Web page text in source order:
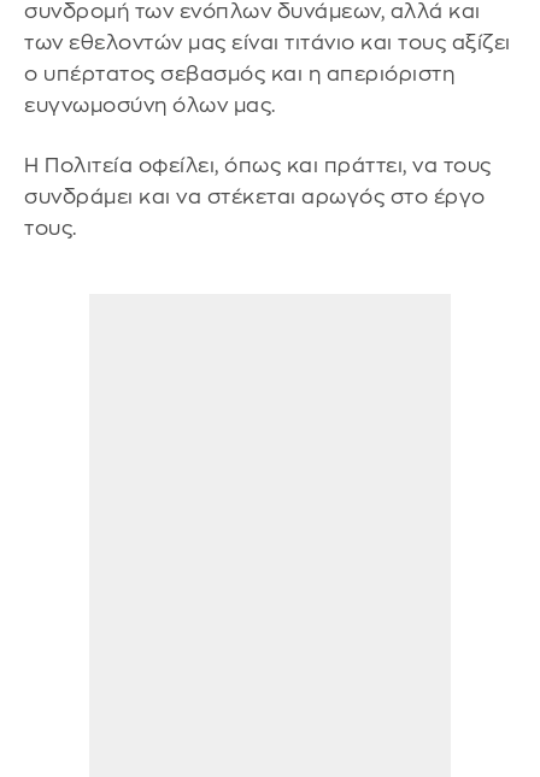
συνδρομή των ενόπλων δυνάμεων, αλλά και
των εθελοντών μας είναι τιτάνιο και τους αξίζει
ο υπέρτατος σεβασμός και η απεριόριστη
ευγνωμοσύνη όλων μας.
Η Πολιτεία οφείλει, όπως και πράττει, να τους
συνδράμει και να στέκεται αρωγός στο έργο
τους.